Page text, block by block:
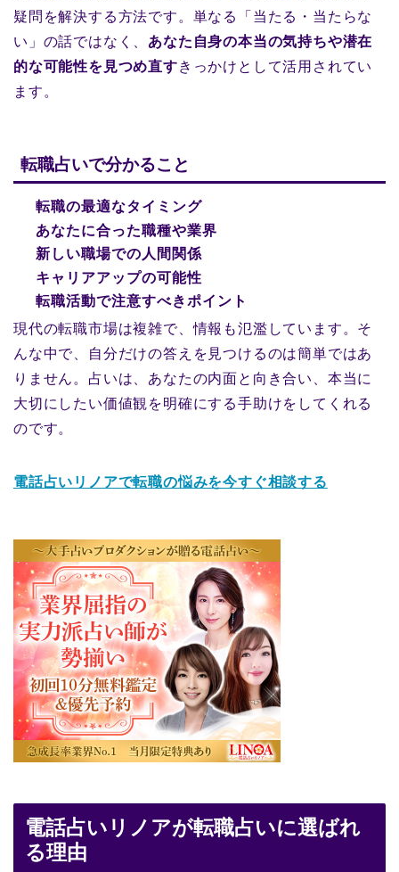
疑問を解決する方法です。単なる「当たる・当たらな
い」の話ではなく、 あなた自身の本当の気持ちや潜在
的な可能性を見つめ直すきっかけとして活用されてい
ます。
転職占いで分かること
転職の最適なタイミング
あなたに合った職種や業界
新しい職場での人間関係
キャリアアップの可能性
転職活動で注意すべきポイント
現代の転職市場は複雑で、情報も氾濫しています。そ
んな中で、自分だけの答えを見つけるのは簡単ではあ
りません。占いは、あなたの内面と向き合い、本当に
大切にしたい価値観を明確にする手助けをしてくれる
のです。
電話占いリノアで転職の悩みを今すぐ相談する
電話占いリノアが転職占いに選ばれ
る理由